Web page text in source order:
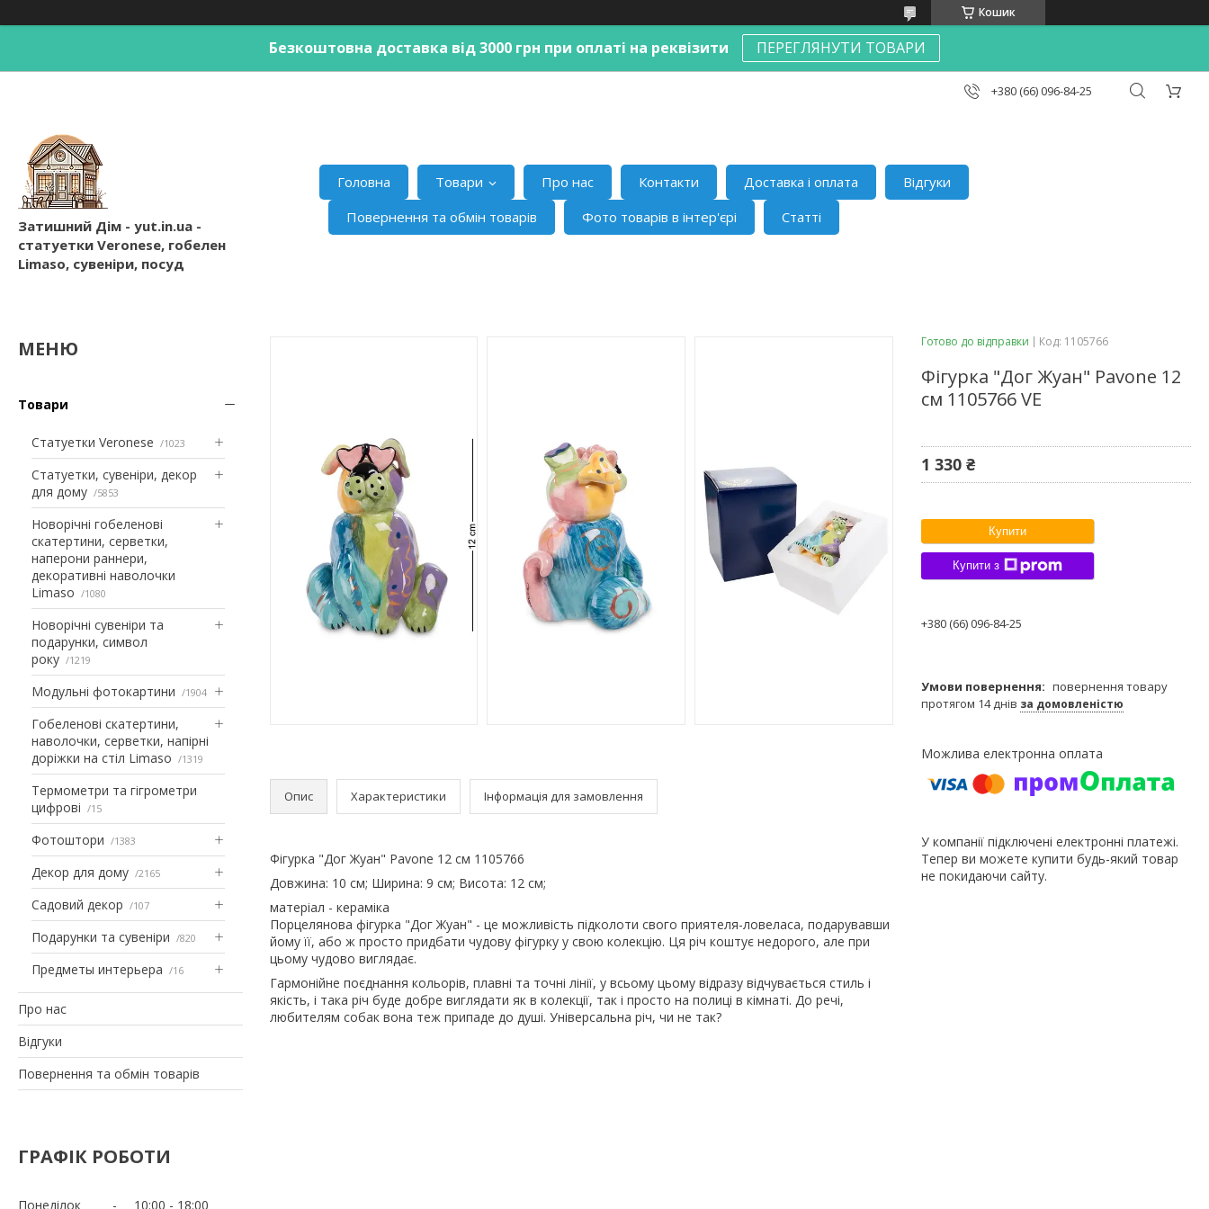
Кошик
Безкоштовна доставка від 3000 грн при оплаті на реквізити ПЕРЕГЛЯНУТИ ТОВАРИ
+380 (66) 096-84-25
Затишний Дім - yut.in.ua -
статуетки Veronese, гобелен
Limaso, сувеніри, посуд
Головна Товари Про нас Контакти Доставка і оплата
Відгуки
Повернення та обмін товарів
Фото товарів в інтер'єрі Статті
Товари
Статуетки Veronese 1023
Статуетки, сувеніри, декор
для дому
5853
Новорічні гобеленові
скатертини, серветки,
наперони раннери,
декоративні наволочки
Limaso
1080
Новорічні сувеніри та
подарунки, символ
року
1219
Модульні фотокартини 1904
Гобеленові скатертини,
наволочки, серветки, напірні
доріжки на стіл Limaso
1319
Термометри та гігрометри
цифрові
15
Фотоштори 1383
Декор для дому 2165
Садовий декор 107
Подарунки та сувеніри 820
Предметы интерьера 16
Про нас
Відгуки
Повернення та обмін товарів
ГРАФІК РОБОТИ
Понеділок 10:00 18:00
Опис Характеристики Інформація для замовлення
Фігурка "Дог Жуан" Pavone 12 см 1105766
Довжина: 10 см; Ширина: 9 см; Висота: 12 см;
матеріал - кераміка
Порцелянова фігурка "Дог Жуан" - це можливість підколоти свого приятеля-ловеласа, подарувавши
йому її, або ж просто придбати чудову фігурку у свою колекцію. Ця річ коштує недорого, але при
цьому чудово виглядає.
Гармонійне поєднання кольорів, плавні та точні лінії, у всьому цьому відразу відчувається стиль і
якість, і така річ буде добре виглядати як в колекції, так і просто на полиці в кімнаті. До речі,
любителям собак вона теж припаде до душі. Універсальна річ, чи не так?
Готово до відправки Код: 1105766
Фігурка "Дог Жуан" Pavone 12
см 1105766 VE
1 330 ₴
Купити
Купити з
+380 (66) 096-84-25
повернення товару
протягом 14 днів за домовленістю
У компанії підключені електронні платежі.
Тепер ви можете купити будь-який товар
не покидаючи сайту.